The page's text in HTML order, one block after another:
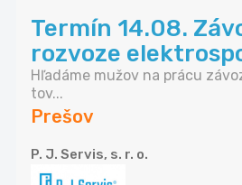
Termín 14.08.
rozvoze
Hľadáme mužov na prácu
tov...
Prešov
P. J. Servis, s. r. o.